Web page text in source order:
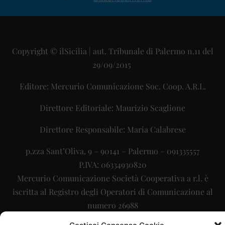
Copyright © ilSicilia | aut. Tribunale di Palermo n.11 del
29/09/2015
Editore: Mercurio Comunicazione Soc. Coop. A.R.L.
Direttore Editoriale: Maurizio Scaglione
Direttore Responsabile: Maria Calabrese
p.zza Sant’Oliva, 9 – 90141 – Palermo – 091335557
P.IVA: 06334930820
Mercurio Comunicazione Società Cooperativa a r.l. è
iscritta al Registro degli Operatori di Comunicazione al
numero 26988